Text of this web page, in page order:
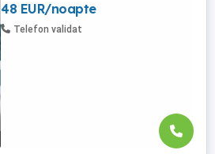
restaurante, cluburi și puncte de atracție.
Etaj 8 ...
48 EUR/noapte
Telefon validat